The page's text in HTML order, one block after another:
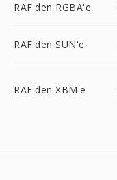
RAF'den RGBA'e
RAF'den SUN'e
RAF'den XBM'e